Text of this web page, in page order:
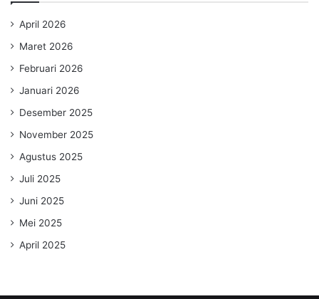
April 2026
Maret 2026
Februari 2026
Januari 2026
Desember 2025
November 2025
Agustus 2025
Juli 2025
Juni 2025
Mei 2025
April 2025